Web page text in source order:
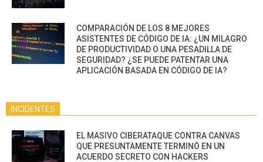
COMPARACIÓN DE LOS 8 MEJORES
ASISTENTES DE CÓDIGO DE IA: ¿UN MILAGRO
DE PRODUCTIVIDAD O UNA PESADILLA DE
SEGURIDAD? ¿SE PUEDE PATENTAR UNA
APLICACIÓN BASADA EN CÓDIGO DE IA?
INCIDENTES
EL MASIVO CIBERATAQUE CONTRA CANVAS
QUE PRESUNTAMENTE TERMINÓ EN UN
ACUERDO SECRETO CON HACKERS